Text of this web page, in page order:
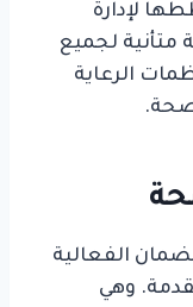
لإدارة
لجميع
الرعاية
الفعالية
وهي